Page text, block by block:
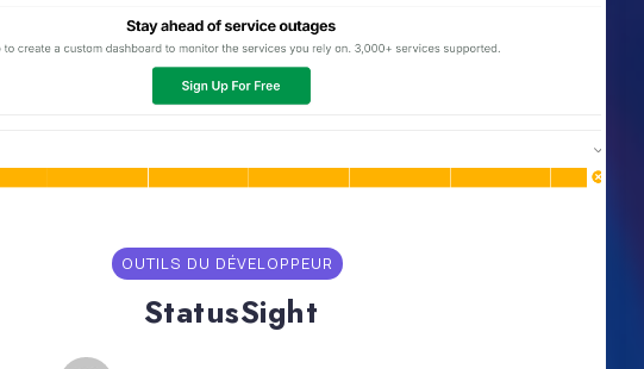
OUTILS DU DÉVELOPPEUR
StatusSight